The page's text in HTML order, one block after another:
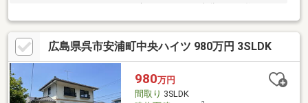
と生まれ変わらせることができます。家庭菜園や趣味を楽しむ拠
点としてはもちろん、移住やセカンドライフにもおすすめの一棟
です。現況でのお引渡しとなりますので、ぜひ現地で周辺環境と
あわせてご覧ください。
広島県呉市安浦町中央ハイツ 980万円 3SLDK
980万円
間取り 3SLDK